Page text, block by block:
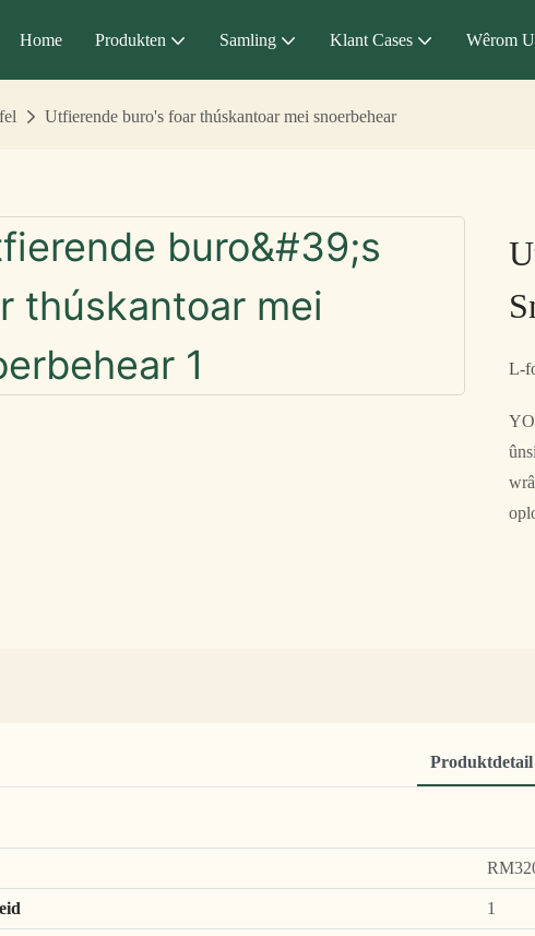
Home Produkten Samling Klant Cases Wêrom
Utfierende buro's foar thúskantoar mei snoerbehear
L-
Produktdetail
1